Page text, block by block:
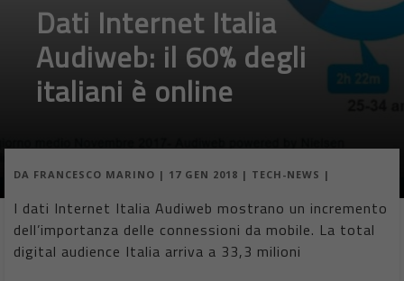
Dati Internet Italia
Audiweb: il 60% degli
italiani è online
DA FRANCESCO MARINO | 17 GEN 2018 | TECH-NEWS |
I dati Internet Italia Audiweb mostrano un incremento
dell’importanza delle connessioni da mobile. La total
digital audience Italia arriva a 33,3 milioni